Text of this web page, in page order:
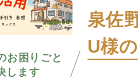
お困りごと
します
泉佐
U様